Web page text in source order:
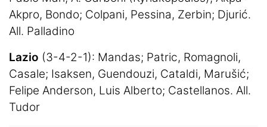
Akpro, Bondo; Colpani, Pessina, Zerbin; Djurić.
All. Palladino
Lazio (3-4-2-1): Mandas; Patric, Romagnoli,
Casale; Isaksen, Guendouzi, Cataldi, Marušić;
Felipe Anderson, Luis Alberto; Castellanos. All.
Tudor